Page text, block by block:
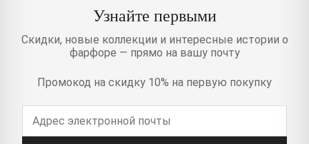
Узнайте первыми
Скидки, новые коллекции и интересные истории о
фарфоре — прямо на вашу почту
Промокод на скидку 10% на первую покупку